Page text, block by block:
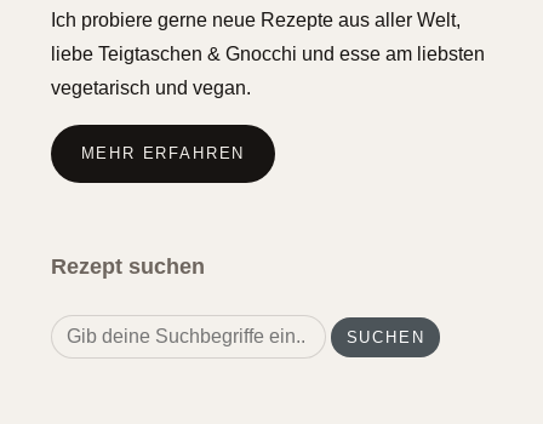
Ich probiere gerne neue Rezepte aus aller Welt,
liebe Teigtaschen & Gnocchi und esse am liebsten
vegetarisch und vegan.
MEHR ERFAHREN
Rezept suchen
Search
for: